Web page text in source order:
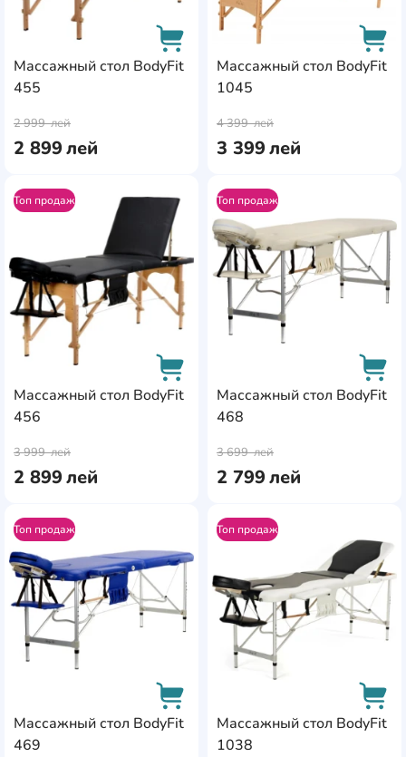
Массажный стол BodyFit
455
2 899лей
2 999лей
Массажный стол BodyFit
1045
3 399лей
4 399лей
Массажный стол BodyFit
456
2 899лей
3 999лей
AddCardToFavourite
Топ продаж
Массажный стол BodyFit
468
2 799лей
3 699лей
Топ продаж
Массажный стол BodyFit
469
AddCardToFavourite
Топ продаж
Массажный стол BodyFit
1038
Топ продаж